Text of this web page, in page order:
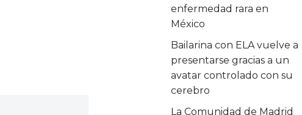
enfermedad rara en
México
Bailarina con ELA vuelve a
presentarse gracias a un
avatar controlado con su
cerebro
La Comunidad de Madrid